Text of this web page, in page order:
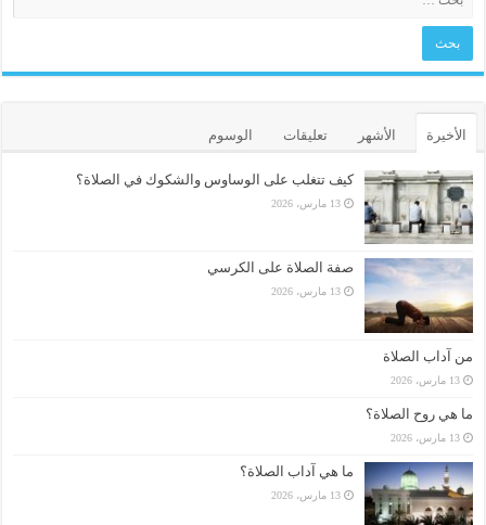
الأخيرة الأشهر تعليقات الوسوم
كيف تتغلب على الوساوس والشكوك في الصلاة؟
13 مارس، 2026
صفة الصلاة على الكرسي
13 مارس، 2026
من آداب الصلاة
13 مارس، 2026
ما هي روح الصلاة؟
13 مارس، 2026
ما هي آداب الصلاة؟
13 مارس، 2026